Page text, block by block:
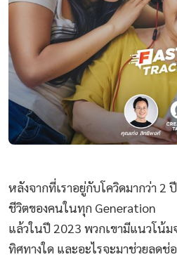
หลังจากที่เราอยู่กับโควิดมากว่า 2
ชีวิตของคนในทุก Generation
แล้วในปี 2023 พวกเขามีแนวโน้
ทิศทางใด และอะไรจะมาช่วยลดช่อ